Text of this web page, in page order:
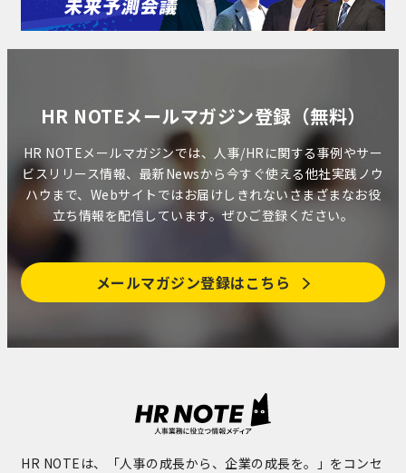
HR NOTEメールマガジン登録（無料）
HR NOTEメールマガジンでは、人事/HRに関する事例やサー
ビスリリース情報、最新Newsから今すぐ使える他社実践ノウ
ハウまで、Webサイトではお届けしきれないさまざまなお役
立ち情報を配信しています。ぜひご登録ください。
メールマガジン登録はこちら
HR NOTEは、「人事の成長から、企業の成長を。」をコンセ